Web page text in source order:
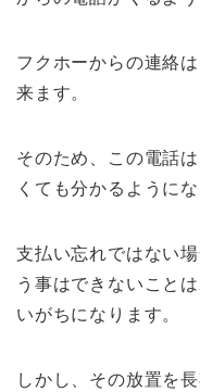
フクホーからの連絡
来ます。
そのため、この電話
くても分かるようにな
支払い忘れではない
う事はできないこと
いがちになります。
しかし、その放置を